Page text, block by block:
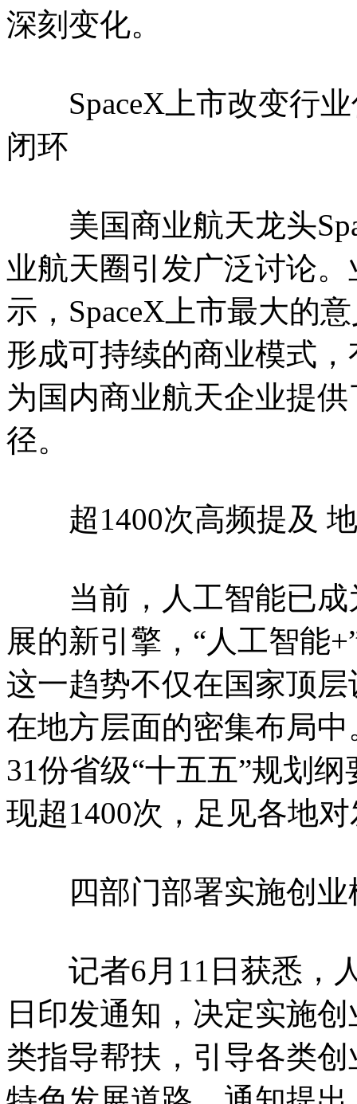
深刻变化。
SpaceX上市改变行业
闭环
美国商业航天龙头
业航天圈引发广泛讨论
示，SpaceX上市最大的
形成可持续的商业模式
为国内商业航天企业提
径。
超1400次高频提及 地
当前，人工智能已成
展的新引擎，“人工智能
这一趋势不仅在国家顶
在地方层面的密集布局
31份省级“十五五”规划
现超1400次，足见各地
四部门部署实施创业
记者6月11日获悉，人
日印发通知，决定实施
类指导帮扶，引导各类